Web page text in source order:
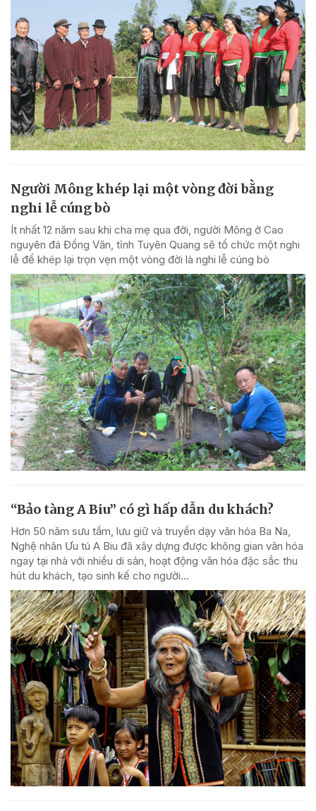
Người Mông khép lại một vòng đời bằng
nghi lễ cúng bò
Ít nhất 12 năm sau khi cha mẹ qua đời, người Mông ở Cao
nguyên đá Đồng Văn, tỉnh Tuyên Quang sẽ tổ chức một nghi
lễ để khép lại trọn vẹn một vòng đời là nghi lễ cúng bò
“Bảo tàng A Biu” có gì hấp dẫn du khách?
Hơn 50 năm sưu tầm, lưu giữ và truyền dạy văn hóa Ba Na,
Nghệ nhân Ưu tú A Biu đã xây dựng được không gian văn hóa
ngay tại nhà với nhiều di sản, hoạt động văn hóa đặc sắc thu
hút du khách, tạo sinh kế cho người...